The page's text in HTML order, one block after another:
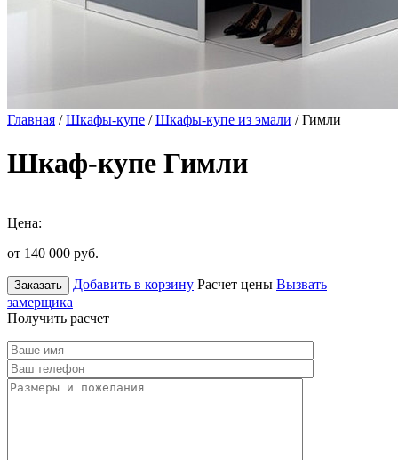
Главная /Шкафы-купе /Шкафы-купе из эмали / Гимли
Шкаф-купе Гимли
Цена:
от 140 000 руб.
Заказать Добавить в корзину Расчет цены Вызвать
замерщика
Получить расчет